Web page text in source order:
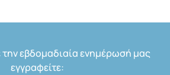
την εβδομαδιαία ενημέρωσή μας
εγγραφείτε: